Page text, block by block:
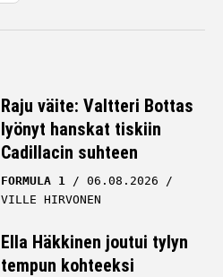
Raju väite: Valtteri Bottas
lyönyt hanskat tiskiin
Cadillacin suhteen
FORMULA 1
06.08.2026
VILLE HIRVONEN
Ella Häkkinen joutui tylyn
tempun kohteeksi